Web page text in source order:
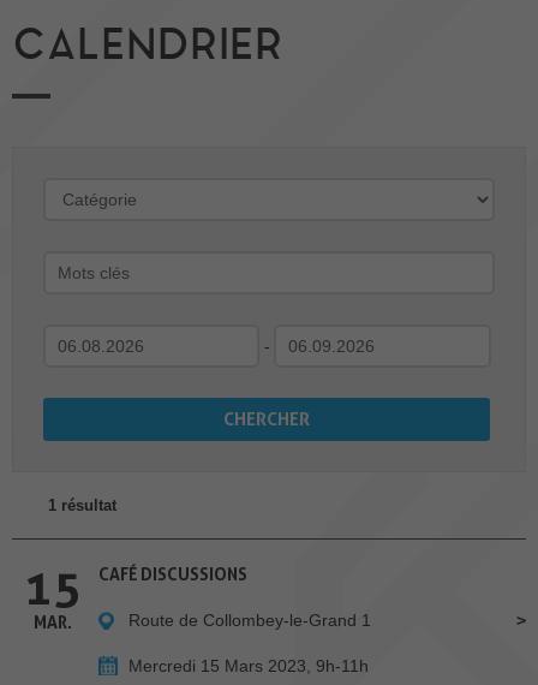
CALENDRIER
-
1 résultat
15
MAR.
CAFÉ DISCUSSIONS
Route de Collombey-le-Grand 1
Mercredi 15 Mars 2023, 9h-11h